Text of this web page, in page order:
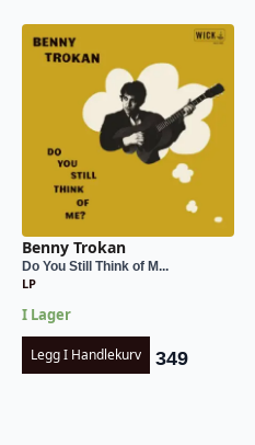
Benny Trokan
Do You Still Think of M...
LP
I Lager
Legg I Handlekurv 349